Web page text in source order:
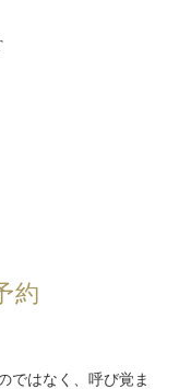
約
はなく、呼び覚ま